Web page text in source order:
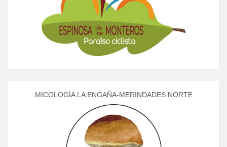
MICOLOGÍA LA ENGAÑA-MERINDADES NORTE